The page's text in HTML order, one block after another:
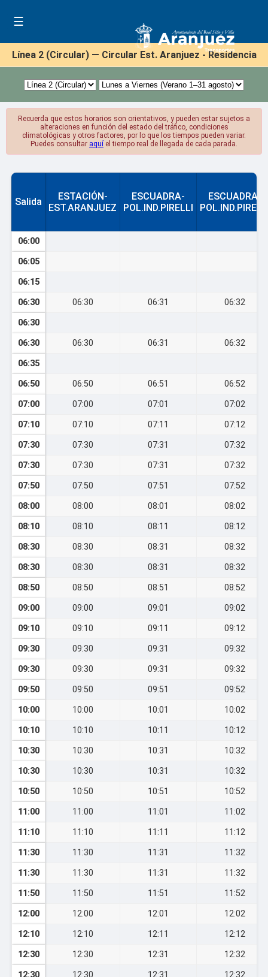
☰
Línea 2 (Circular) — Circular Est. Aranjuez - Residencia
Recuerda que estos horarios son orientativos, y pueden estar sujetos a
alteraciones en función del estado del tráfico, condiciones
climatológicas y otros factores, por lo que los tiempos pueden variar.
Puedes consultar aquí el tiempo real de llegada de cada parada.
Salida
ESTACIÓN-
EST.ARANJUEZ
ESCUADRA-
POL.IND.PIRELLI
ESCUADRA-
06:00
06:05
06:15
06:30
06:30 06:31
06:32
06:30
06:30
06:30 06:31
06:32
06:35
06:50
06:50 06:51
06:52
07:00
07:00 07:01
07:02
07:10
07:10 07:11
07:12
07:30
07:30 07:31
07:32
07:30
07:30 07:31
07:32
07:50
07:50 07:51
07:52
08:00
08:00 08:01
08:02
08:10
08:10 08:11
08:12
08:30
08:30 08:31
08:32
08:30
08:30 08:31
08:32
08:50
08:50 08:51
08:52
09:00
09:00 09:01
09:02
09:10
09:10 09:11
09:12
09:30
09:30 09:31
09:32
09:30
09:30 09:31
09:32
09:50
09:50 09:51
09:52
10:00
10:00 10:01
10:02
10:10
10:10 10:11
10:12
10:30
10:30 10:31
10:32
10:30
10:30 10:31
10:32
10:50
10:50 10:51
10:52
11:00
11:00 11:01
11:02
11:10
11:10 11:11
11:12
11:30
11:30 11:31
11:32
11:30
11:30 11:31
11:32
11:50
11:50 11:51
11:52
12:00
12:00 12:01
12:02
12:10
12:10 12:11
12:12
12:30
12:30 12:31
12:32
12:30
12:30 12:31
12:32